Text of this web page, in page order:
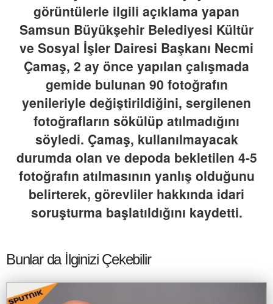
görüntülerle ilgili açıklama yapan
Samsun Büyükşehir Belediyesi Kültür
ve Sosyal İşler Dairesi Başkanı Necmi
Çamaş, 2 ay önce yapılan çalışmada
gemide bulunan 90 fotoğrafın
yenileriyle değiştirildiğini, sergilenen
fotoğrafların sökülüp atılmadığını
söyledi. Çamaş, kullanılmayacak
durumda olan ve depoda bekletilen 4-5
fotoğrafın atılmasının yanlış olduğunu
belirterek, görevliler hakkında idari
soruşturma başlatıldığını kaydetti.
Bunlar da İlginizi Çekebilir